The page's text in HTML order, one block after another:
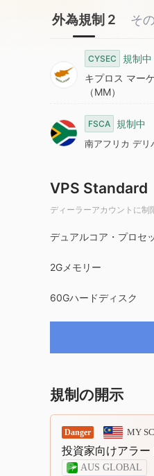
9
7
8
9
外為規制 2 そ
CYSEC
規制中
キプロス マー
（MM）
FSCA 規制中
南アフリカ デリ
VPS Standard
ディーラーアカウントに制
デュアルコア・プロセ
2Gメモリー
60Gハードディスク
規制の開示
Danger MY
投資家向けアラー
AUS GLOBAL